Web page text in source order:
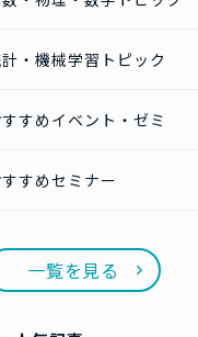
・機械学習トピック
すすめイベント・ゼミ
すすめセミナー
一覧を見る